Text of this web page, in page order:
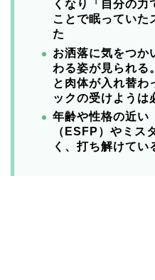
くなり「自分の力
ことで眠っていた
た
お洒落に気をつか
わる姿が見られる
と肉体が入れ替わ
ックの受けようは
年齢や性格の近い
（ESFP）やミス
く、打ち解けてい